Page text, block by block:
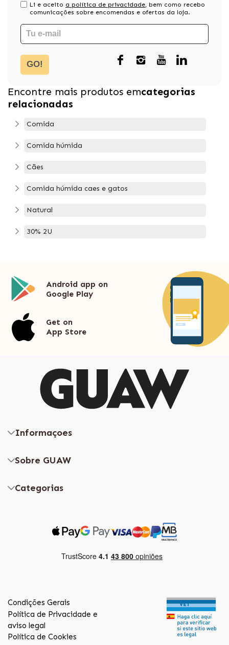
Li e aceito a política de privacidade, bem como recebo
comunicações sobre encomendas e ofertas da loja.
GO!
Encontre mais produtos emcategorias
relacionadas
Comida
Comida húmida
Cães
Comida húmida caes e gatos
Natural
30% 2U
Android app on
Google Play
Get on
App Store
Informaçoes
Sobre GUAW
Categorias
Condições Gerais
Política de Privacidade e
aviso legal
Política de Cookies